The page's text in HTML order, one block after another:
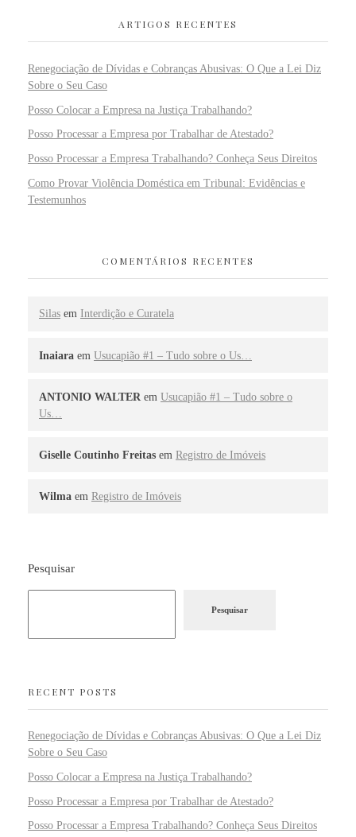
ARTIGOS RECENTES
Renegociação de Dívidas e Cobranças Abusivas: O Que a Lei Diz
Sobre o Seu Caso
Posso Colocar a Empresa na Justiça Trabalhando?
Posso Processar a Empresa por Trabalhar de Atestado?
Posso Processar a Empresa Trabalhando? Conheça Seus Direitos
Como Provar Violência Doméstica em Tribunal: Evidências e
Testemunhos
COMENTÁRIOS RECENTES
Silas em Interdição e Curatela
Inaiara em Usucapião #1 – Tudo sobre o Us…
ANTONIO WALTER em Usucapião #1 – Tudo sobre o
Us…
Giselle Coutinho Freitas em Registro de Imóveis
Wilma em Registro de Imóveis
Pesquisar
Pesquisar
RECENT POSTS
Renegociação de Dívidas e Cobranças Abusivas: O Que a Lei Diz
Sobre o Seu Caso
Posso Colocar a Empresa na Justiça Trabalhando?
Posso Processar a Empresa por Trabalhar de Atestado?
Posso Processar a Empresa Trabalhando? Conheça Seus Direitos